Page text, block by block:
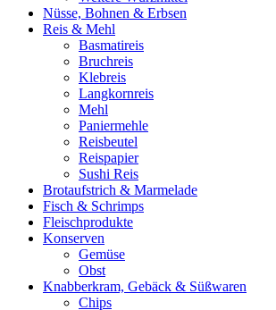
Nüsse, Bohnen & Erbsen
Reis & Mehl
Basmatireis
Bruchreis
Klebreis
Langkornreis
Mehl
Paniermehle
Reisbeutel
Reispapier
Sushi Reis
Brotaufstrich & Marmelade
Fisch & Schrimps
Fleischprodukte
Konserven
Gemüse
Obst
Knabberkram, Gebäck & Süßwaren
Chips